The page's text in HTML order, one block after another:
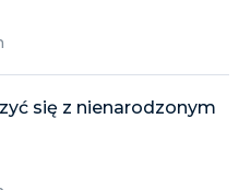
się z nienarodzonym